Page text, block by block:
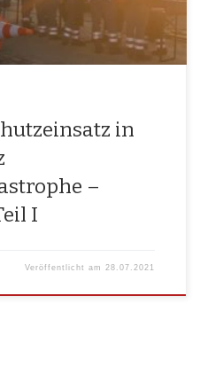
in
–
I
Veröffentlicht am28.07.2021